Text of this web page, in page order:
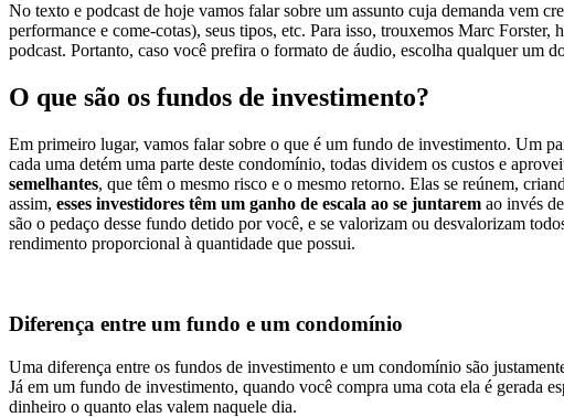
No texto e podcast de hoje vamos falar sobre um assunto cuja demanda vem
performance e come-cotas), seus tipos, etc. Para isso, trouxemos Marc Forster,
podcast. Portanto, caso você prefira o formato de áudio, escolha qualquer
O que são os fundos de investimento?
Em primeiro lugar, vamos falar sobre o que é um fundo de investimento. Um
cada uma detém uma parte deste condomínio, todas dividem os custos e
semelhantes, que têm o mesmo risco e o mesmo retorno. Elas se reúnem,
assim, esses investidores têm um ganho de escala ao se juntarem ao invés
são o pedaço desse fundo detido por você, e se valorizam ou desvalorizam
rendimento proporcional à quantidade que possui.
Diferença entre um fundo e um condomínio
Uma diferença entre os fundos de investimento e um condomínio são
Já em um fundo de investimento, quando você compra uma cota ela é gerada
dinheiro o quanto elas valem naquele dia.